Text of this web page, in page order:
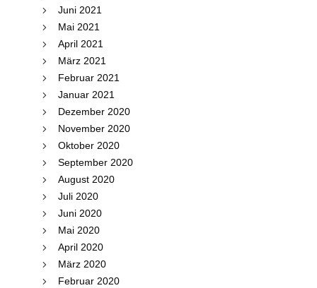
Juni 2021
Mai 2021
April 2021
März 2021
Februar 2021
Januar 2021
Dezember 2020
November 2020
Oktober 2020
September 2020
August 2020
Juli 2020
Juni 2020
Mai 2020
April 2020
März 2020
Februar 2020